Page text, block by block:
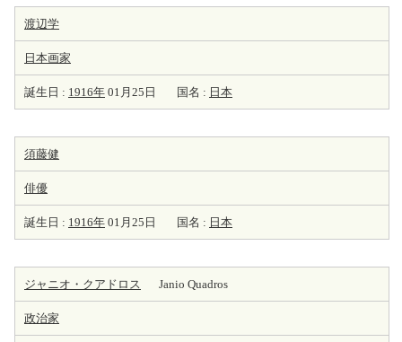
渡辺学
日本画家
誕生日 : 1916年 01月25日 国名 : 日本
須藤健
俳優
誕生日 : 1916年 01月25日 国名 : 日本
ジャニオ・クアドロス Janio Quadros
政治家